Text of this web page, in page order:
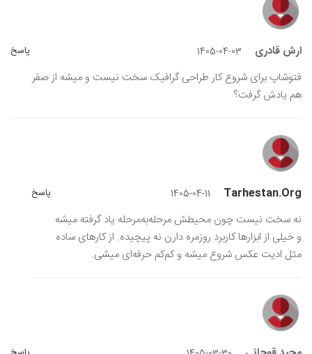
ارش قادری 1405-04-03 پاسخ
فتوشاپ برای شروع کار طراحی گرافیک سخت نیست و میشه از صفر
هم یادش گرفت؟
Tarhestan.org
1405-04-11 پاسخ
نه سخت نیست چون محیطش مرحله‌به‌مرحله یاد گرفته میشه
و خیلی از ابزارها کاربرد روزمره دارن نه پیچیده. از کارهای ساده
مثل ادیت عکس شروع میشه و کم‌کم حرفه‌ای میشی.